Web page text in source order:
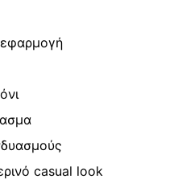
casual look